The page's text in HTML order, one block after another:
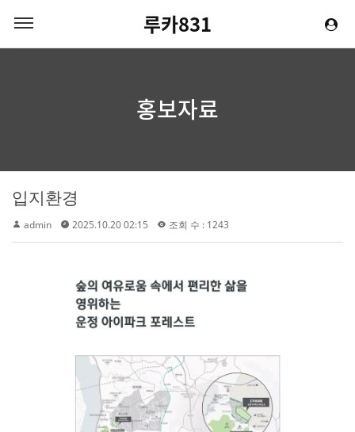
루카831
홍보자료
입지환경
admin 2025.10.20 02:15 조회 수 : 1243